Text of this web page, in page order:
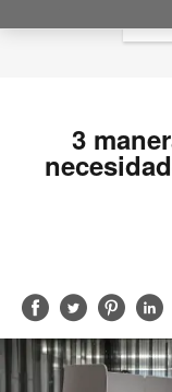
3
Compartir
en
Facebook
en
Twitter
en